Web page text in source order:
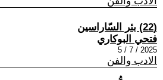
(22) بئر السّاراسين
فتحي البوكاري
2025 / 7 / 5
الادب والفن